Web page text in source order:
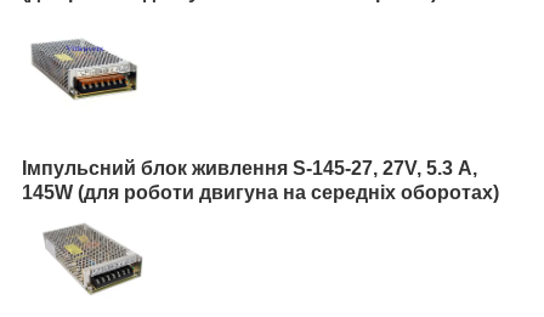
Імпульсний блок живлення S-145-27, 27V, 5.3 А,
145W (для роботи двигуна на середніх оборотах)